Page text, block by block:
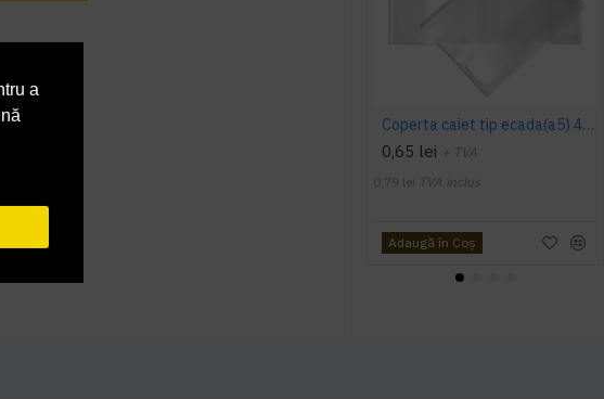
a
Coperta caiet tip ecada(a5) 41008e 310mmx213mm
0,65 lei + TVA
0,79 lei TVA inclus
Adaugă în Coş